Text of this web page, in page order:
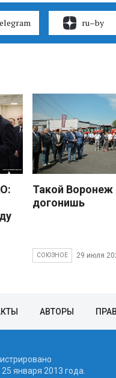
ru–by
Такой Воронеж
догонишь
СОЮЗНОЕ 29 июля
АВТОРЫ
января 2013 года.